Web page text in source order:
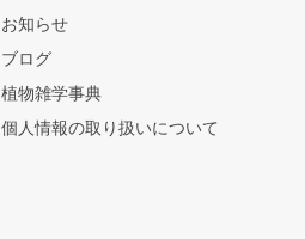
お知らせ
ブログ
植物雑学事典
個人情報の取り扱いについて